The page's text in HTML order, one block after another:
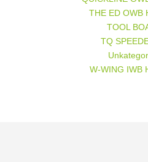
THE ED OWB
TOOL
TQ
W-WING IWB